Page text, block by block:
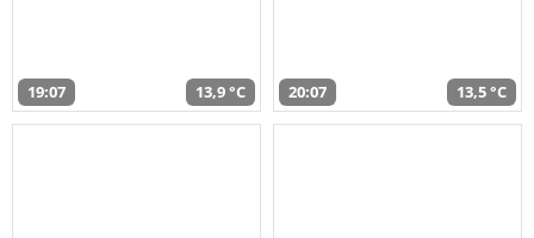
19:07 13,9 °C 20:07 13,5 °C